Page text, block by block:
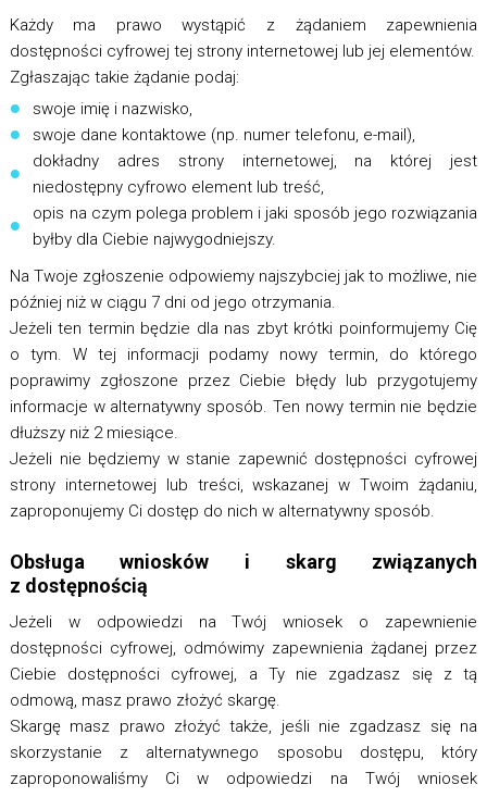
Każdy ma prawo wystąpić z żądaniem zapewnienia
dostępności cyfrowej tej strony internetowej lub jej elementów.
Zgłaszając takie żądanie podaj:
swoje imię i nazwisko,
swoje dane kontaktowe (np. numer telefonu, e-mail),
dokładny adres strony internetowej, na której jest
niedostępny cyfrowo element lub treść,
opis na czym polega problem i jaki sposób jego rozwiązania
byłby dla Ciebie najwygodniejszy.
Na Twoje zgłoszenie odpowiemy najszybciej jak to możliwe, nie
później niż w ciągu 7 dni od jego otrzymania.
Jeżeli ten termin będzie dla nas zbyt krótki poinformujemy Cię
o tym. W tej informacji podamy nowy termin, do którego
poprawimy zgłoszone przez Ciebie błędy lub przygotujemy
informacje w alternatywny sposób. Ten nowy termin nie będzie
dłuższy niż 2 miesiące.
Jeżeli nie będziemy w stanie zapewnić dostępności cyfrowej
strony internetowej lub treści, wskazanej w Twoim żądaniu,
zaproponujemy Ci dostęp do nich w alternatywny sposób.
Obsługa wniosków i skarg związanych
z dostępnością
Jeżeli w odpowiedzi na Twój wniosek o zapewnienie
dostępności cyfrowej, odmówimy zapewnienia żądanej przez
Ciebie dostępności cyfrowej, a Ty nie zgadzasz się z tą
odmową, masz prawo złożyć skargę.
Skargę masz prawo złożyć także, jeśli nie zgadzasz się na
skorzystanie z alternatywnego sposobu dostępu, który
zaproponowaliśmy Ci w odpowiedzi na Twój wniosek